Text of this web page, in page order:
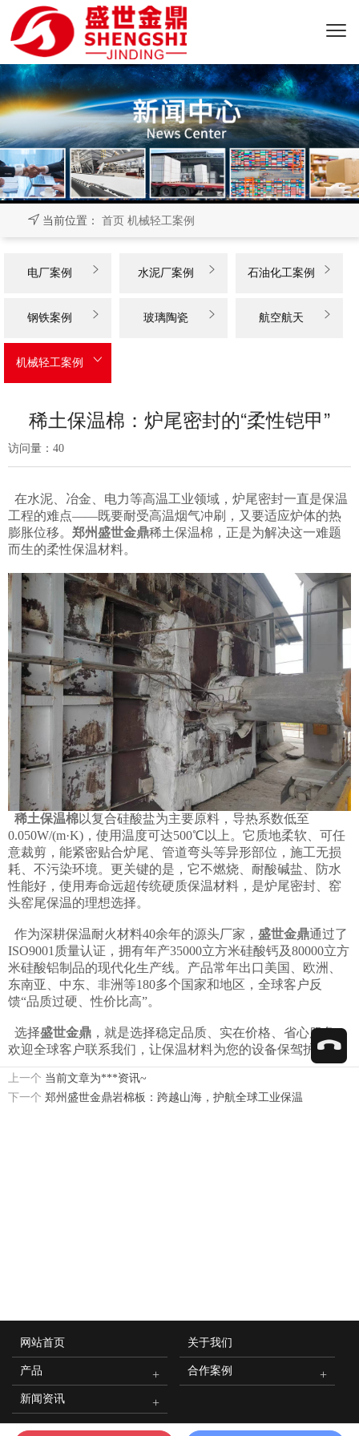
当前位置： 首页 机械轻工案例
电厂案例  水泥厂案例  石油化工案例 
钢铁案例  玻璃陶瓷  航空航天 
机械轻工案例 
稀土保温棉：炉尾密封的“柔性铠甲”
访问量： 40
在水泥、冶金、电力等高温工业领域，炉尾密封一直是保温
工程的难点——既要耐受高温烟气冲刷，又要适应炉体的热
膨胀位移。 郑州盛世金鼎稀土保温棉，正是为解决这一难题
而生的柔性保温材料。
稀土保温棉以复合硅酸盐为主要原料，导热系数低至
0.050W/(m·K)，使用温度可达500℃以上。它质地柔软、可任
意裁剪，能紧密贴合炉尾、管道弯头等异形部位，施工无损
耗、不污染环境。更关键的是，它不燃烧、耐酸碱盐、防水
性能好，使用寿命远超传统硬质保温材料，是炉尾密封、窑
头窑尾保温的理想选择。
作为深耕保温耐火材料40余年的源头厂家， 盛世金鼎通过了
ISO9001质量认证，拥有年产35000立方米硅酸钙及80000立方
米硅酸铝制品的现代化生产线。产品常年出口美国、欧洲、
东南亚、中东、非洲等180多个国家和地区，全球客户反
馈“品质过硬、性价比高”。
选择盛世金鼎 ，就是选择稳定品质、实在价格、省心服务！
欢迎全球客户联系我们，让保温材料为您的设备保驾护航！
上一个 当前文章为***资讯~
下一个 郑州盛世金鼎岩棉板：跨越山海，护航全球工业保温
网站首页 关于我们
产品 合作案例
新闻资讯